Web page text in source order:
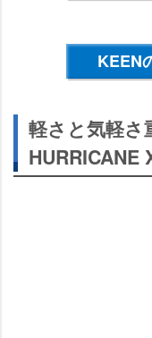
KEEN
軽さと気軽さ
HURRICANE